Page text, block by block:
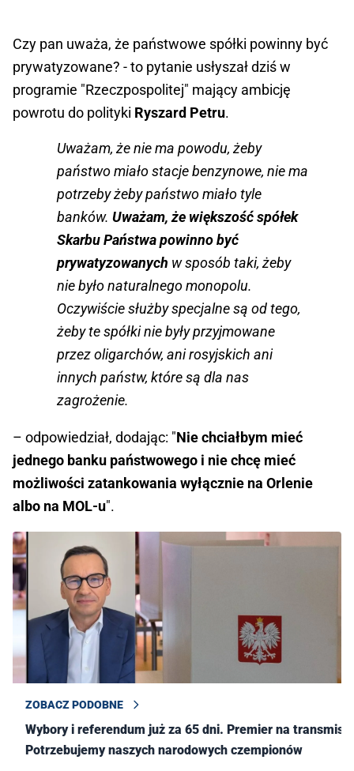
Czy pan uważa, że państwowe spółki powinny być
prywatyzowane? - to pytanie usłyszał dziś w
programie "Rzeczpospolitej" mający ambicję
powrotu do polityki Ryszard Petru.
Uważam, że nie ma powodu, żeby
państwo miało stacje benzynowe, nie ma
potrzeby żeby państwo miało tyle
banków. Uważam, że większość spółek
Skarbu Państwa powinno być
prywatyzowanych w sposób taki, żeby
nie było naturalnego monopolu.
Oczywiście służby specjalne są od tego,
żeby te spółki nie były przyjmowane
przez oligarchów, ani rosyjskich ani
innych państw, które są dla nas
zagrożenie.
– odpowiedział, dodając: "Nie chciałbym mieć
jednego banku państwowego i nie chcę mieć
możliwości zatankowania wyłącznie na Orlenie
albo na MOL-u".
ZOBACZ PODOBNE
Wybory i referendum już za 65 dni. Premier na transmisji:
Potrzebujemy naszych narodowych czempionów